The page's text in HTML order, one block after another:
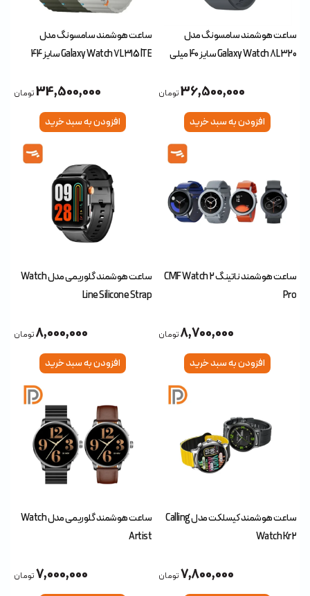
ساعت هوشمند سامسونگ مدل
Galaxy Watch 8 L320 سایز 40 میلی
36,500,000تومان
افزودن به سبد خرید
ساعت هوشمند سامسونگ مدل
Galaxy Watch 7 L315 lTE سایز 44
34,500,000تومان
افزودن به سبد خرید
ساعت هوشمند ناتینگ 2 CMF Watch
Pro
8,700,000تومان
افزودن به سبد خرید
ساعت هوشمند گلوریمی مدل Watch
Line Silicone Strap
8,000,000تومان
افزودن به سبد خرید
ساعت هوشمند کیسلکت مدل Calling
Watch Kr2
7,800,000تومان
ساعت هوشمند گلوریمی مدل Watch
Artist
7,000,000تومان